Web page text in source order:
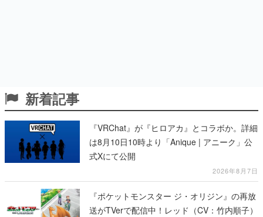
新着記事
『VRChat』が『ヒロアカ』とコラボか。詳細
は8月10日10時より「Anique | アニーク」公
式Xにて公開
2026年8月7日
『ポケットモンスター ジ・オリジン』の再放
送がTVerで配信中！レッド（CV：竹内順子）